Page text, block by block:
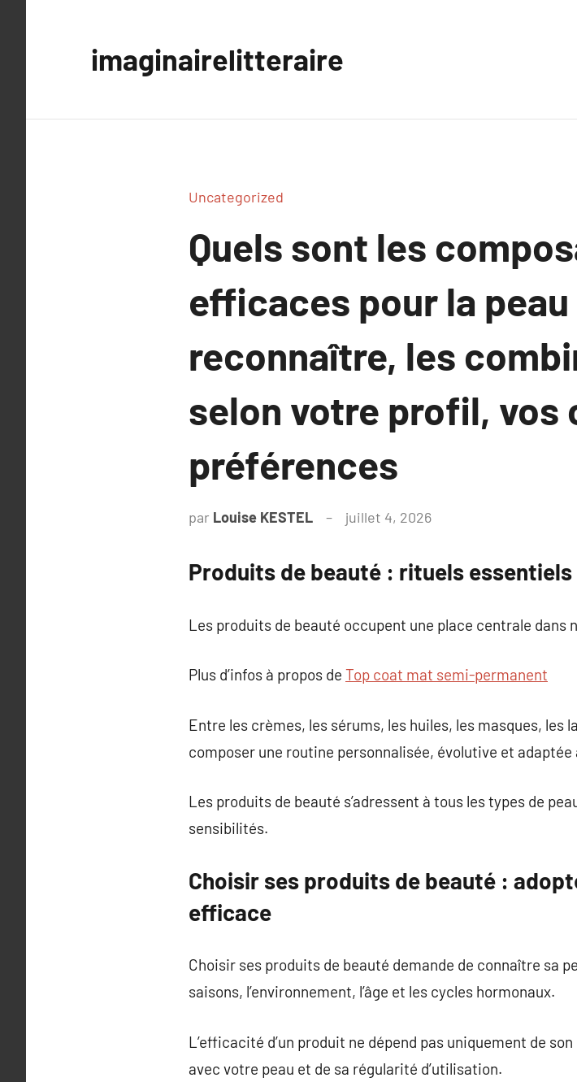
imaginairelitteraire
Uncategorized
Quels sont les
efficaces pour la
reconnaître, les
selon votre profil, vos
préférences
par Louise KESTEL juillet 4, 2026
Produits de beauté : rituels
Les produits de beauté occupent une place centrale dans
Plus d’infos à propos de Top coat mat semi-permanent
Entre les crèmes, les sérums, les huiles, les masques,
composer une routine personnalisée, évolutive et adaptée
Les produits de beauté s’adressent à tous les types de
sensibilités.
Choisir ses produits de beauté :
efficace
Choisir ses produits de beauté demande de connaître sa
saisons, l’environnement, l’âge et les cycles hormonaux.
L’efficacité d’un produit ne dépend pas uniquement de
avec votre peau et de sa régularité d’utilisation.